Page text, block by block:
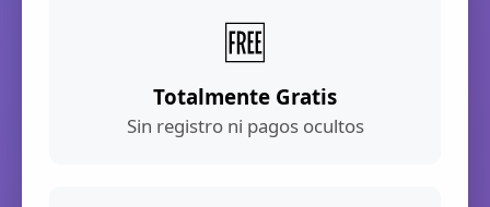
🆓
Totalmente Gratis
Sin registro ni pagos ocultos